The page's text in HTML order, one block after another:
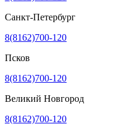
Санкт-Петербург
8(8162)700-120
Псков
8(8162)700-120
Великий Новгород
8(8162)700-120